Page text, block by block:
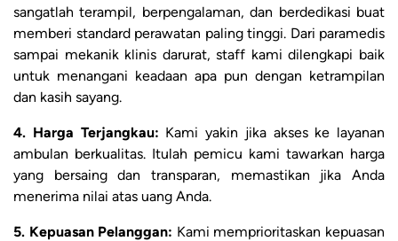
sangatlah terampil, berpengalaman, dan berdedikasi buat
memberi standard perawatan paling tinggi. Dari paramedis
sampai mekanik klinis darurat, staff kami dilengkapi baik
untuk menangani keadaan apa pun dengan ketrampilan
dan kasih sayang.
4. Harga Terjangkau: Kami yakin jika akses ke layanan
ambulan berkualitas. Itulah pemicu kami tawarkan harga
yang bersaing dan transparan, memastikan jika Anda
menerima nilai atas uang Anda.
5. Kepuasan Pelanggan: Kami memprioritaskan kepuasan